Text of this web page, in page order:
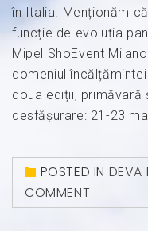
în Italia. Menționăm
funcție de evoluția
Mipel ShoEvent
domeniul
doua ediții, primăvară
desfășurare: 21-23
POSTED IN DEVA
COMMENT